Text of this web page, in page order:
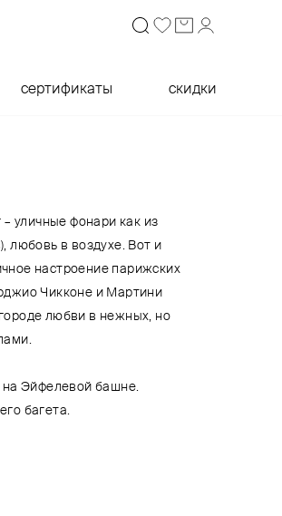
сертификаты скидки
– уличные фонари как из
любовь в воздухе. Вот и
настроение парижских
Чикконе и Мартини
любви в нежных, но
на Эйфелевой башне.
багета.